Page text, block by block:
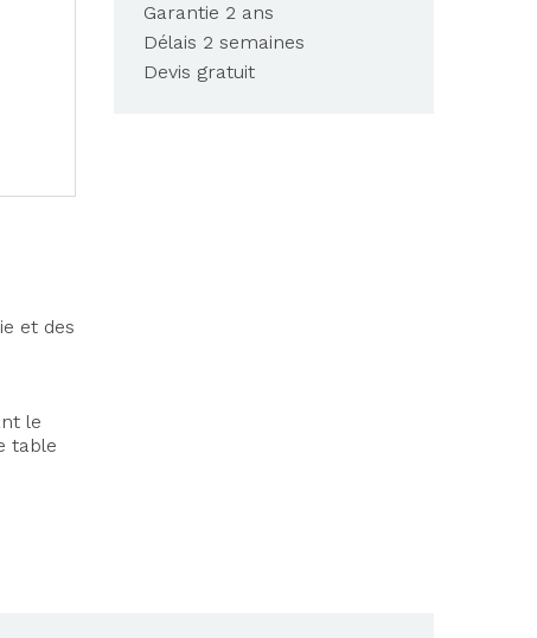
Garantie 2 ans
Délais 2 semaines
Devis gratuit
et des
le
table